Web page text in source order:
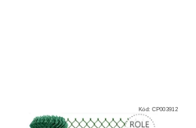
Kód: CP003912